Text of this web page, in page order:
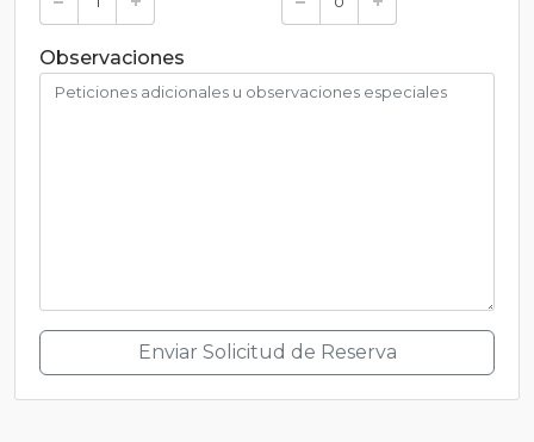
Observaciones
Enviar Solicitud de Reserva